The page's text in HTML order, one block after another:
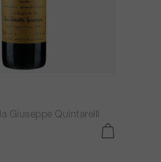
Giuseppe Quintarelli